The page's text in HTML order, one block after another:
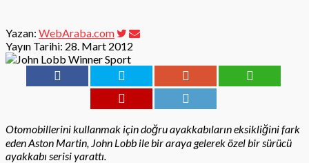
Yazan: WebAraba.com
Yayın Tarihi: 28. Mart 2012
Otomobillerini kullanmak için doğru ayakkabıların eksikliğini fark
eden Aston Martin, John Lobb ile bir araya gelerek özel bir sürücü
ayakkabı serisi yarattı.